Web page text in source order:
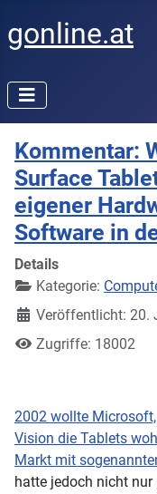
gonline.at
Kommentar:
Surface
eigener
Software in
Details
Kategorie:
Veröffentlicht: 20.
Zugriffe: 18002
2002 wollte
Vision die Tablets
Markt mit
hatte jedoch nicht nur